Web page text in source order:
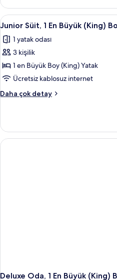
Yatak
hakkında
daha
detay
Junior
Süit,
En
Büyük
(King)
Boy
Yatak
View)
için
tüm
2
Junior Süit, 1 En Büyük (King)
1 yatak odası
3 kişilik
1 en Büyük Boy (King) Yatak
Ücretsiz kablosuz internet
Daha çok detay
Junior
Büyük
(King)
Boy
Deluxe Oda, 1 En Büyük (King)